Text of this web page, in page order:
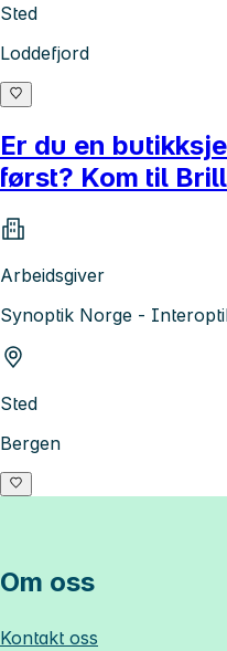
Sted
Loddefjord
Er du en
først? Kom til
Arbeidsgiver
Synoptik Norge -
Sted
Bergen
Om oss
Kontakt oss